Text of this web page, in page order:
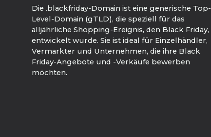
Die .blackfriday-Domain ist eine generische Top-
Level-Domain (gTLD), die speziell für das
alljährliche Shopping-Ereignis, den Black Friday,
entwickelt wurde. Sie ist ideal für Einzelhändler,
Vermarkter und Unternehmen, die ihre Black
Friday-Angebote und -Verkäufe bewerben
möchten.